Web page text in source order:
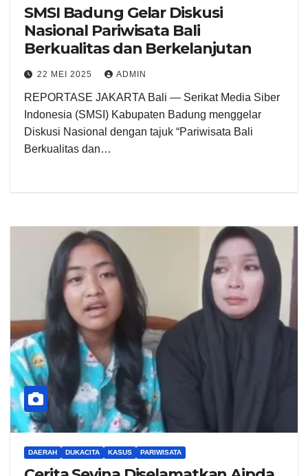
SMSI Badung Gelar Diskusi
Nasional Pariwisata Bali
Berkualitas dan Berkelanjutan
22 MEI 2025 ADMIN
REPORTASE JAKARTA Bali — Serikat Media Siber
Indonesia (SMSI) Kabupaten Badung menggelar
Diskusi Nasional dengan tajuk “Pariwisata Bali
Berkualitas dan…
DAERAH DUKACITA KASUS PARIWISATA